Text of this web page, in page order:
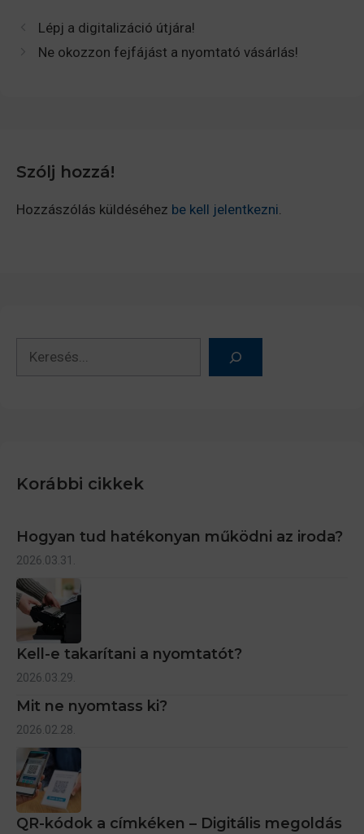
Lépj a digitalizáció útjára!
Ne okozzon fejfájást a nyomtató vásárlás!
Szólj hozzá!
Hozzászólás küldéséhez be kell jelentkezni
Korábbi cikkek
Hogyan tud hatékonyan működni az iroda?
2026.03.31.
Kell-e takarítani a nyomtatót?
2026.03.29.
Mit ne nyomtass ki?
2026.02.28.
QR-kódok a címkéken – Digitális megoldás